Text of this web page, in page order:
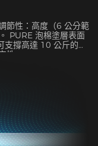
節性：高度（6 公分範
PURE 泡棉塗層表面
支撐高達 10 公斤的重
性。